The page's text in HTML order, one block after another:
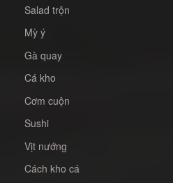
Salad trộn
Mỳ ý
Gà quay
Cá kho
Cơm cuộn
Sushi
Vịt nướng
Cách kho cá